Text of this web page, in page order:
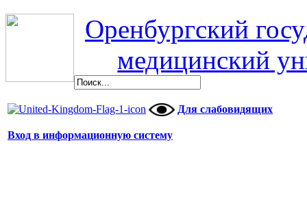
Оренбургский
медицинский
Для слабовидящих
Вход в информационную систему